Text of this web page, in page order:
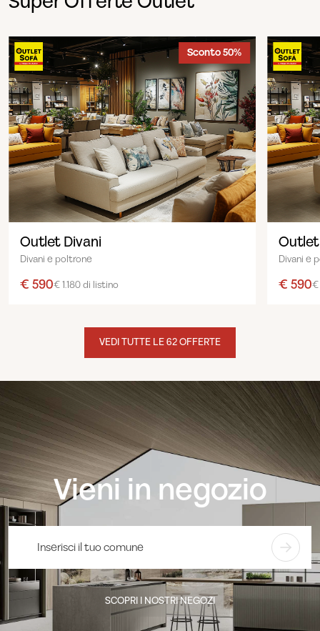
Sconto 50%
Outlet Divani
Divani e poltrone
€ 590€ 1.180 di listino
Divani e
€ 590€
VEDI TUTTE LE 62 OFFERTE
Vieni in negozio
SCOPRI I NOSTRI NEGOZI